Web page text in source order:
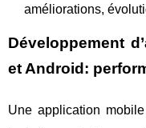
améliorations,
Développement
et Android:
Une application